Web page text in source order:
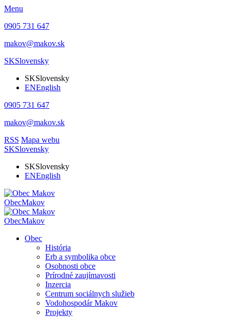
Menu
0905 731 647
makov@makov.sk
SKSlovensky
SKSlovensky
ENEnglish
0905 731 647
makov@makov.sk
RSS Mapa webu
SKSlovensky
SKSlovensky
ENEnglish
ObecMakov
ObecMakov
Obec
História
Erb a symbolika obce
Osobnosti obce
Prírodné zaujímavosti
Inzercia
Centrum sociálnych služieb
Vodohospodár Makov
Projekty